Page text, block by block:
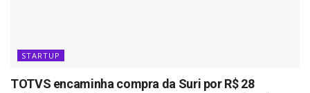
STARTUP
TOTVS encaminha compra da Suri por R$ 28